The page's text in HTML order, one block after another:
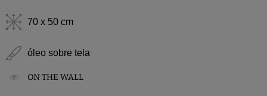
70 x 50 cm
óleo sobre tela
ON THE WALL